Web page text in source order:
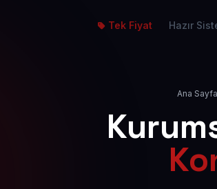
Tek Fiyat Hazır
Ana Sayfa